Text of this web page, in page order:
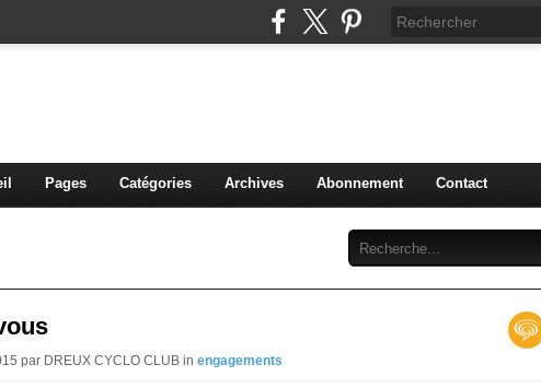
Pages Catégories Archives Abonnement Contact
par DREUX CYCLO CLUB in engagements